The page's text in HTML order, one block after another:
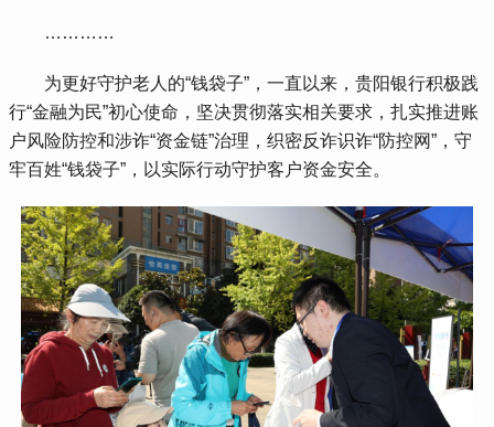
…………
为更好守护老人的“钱袋子”，一直以来，贵阳银行积极践
行“金融为民”初心使命，坚决贯彻落实相关要求，扎实推进账
户风险防控和涉诈“资金链”治理，织密反诈识诈“防控网”，守
牢百姓“钱袋子”，以实际行动守护客户资金安全。